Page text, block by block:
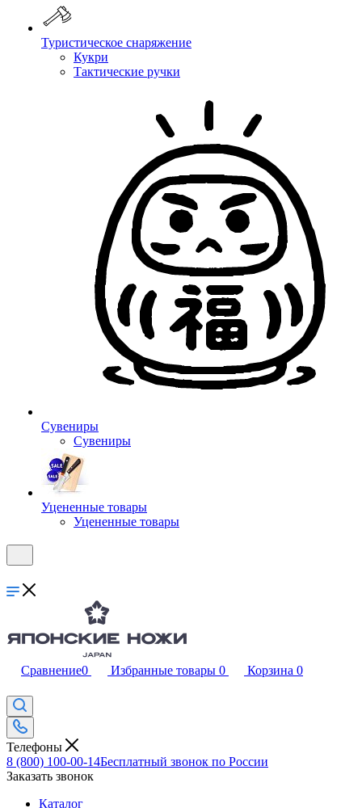
Туристическое снаряжение
Кукри
Тактические ручки
Сувениры
Сувениры
Уцененные товары
Уцененные товары
Сравнение0 Избранные товары 0 Корзина 0
Телефоны
8 (800) 100-00-14Бесплатный звонок по России
Заказать звонок
Каталог